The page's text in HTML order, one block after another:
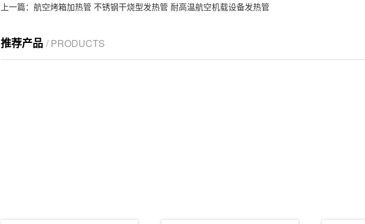
上一篇： 航空烤箱加热管 不锈钢干烧型发热管 耐高温航空机载设备发热管
推荐产品 / PRODUCTS